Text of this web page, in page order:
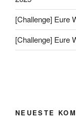
[Challenge] Eure
[Challenge] Eure
NEUESTE